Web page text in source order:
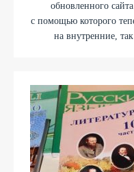
обновленного
с помощью которого
на внутренние,